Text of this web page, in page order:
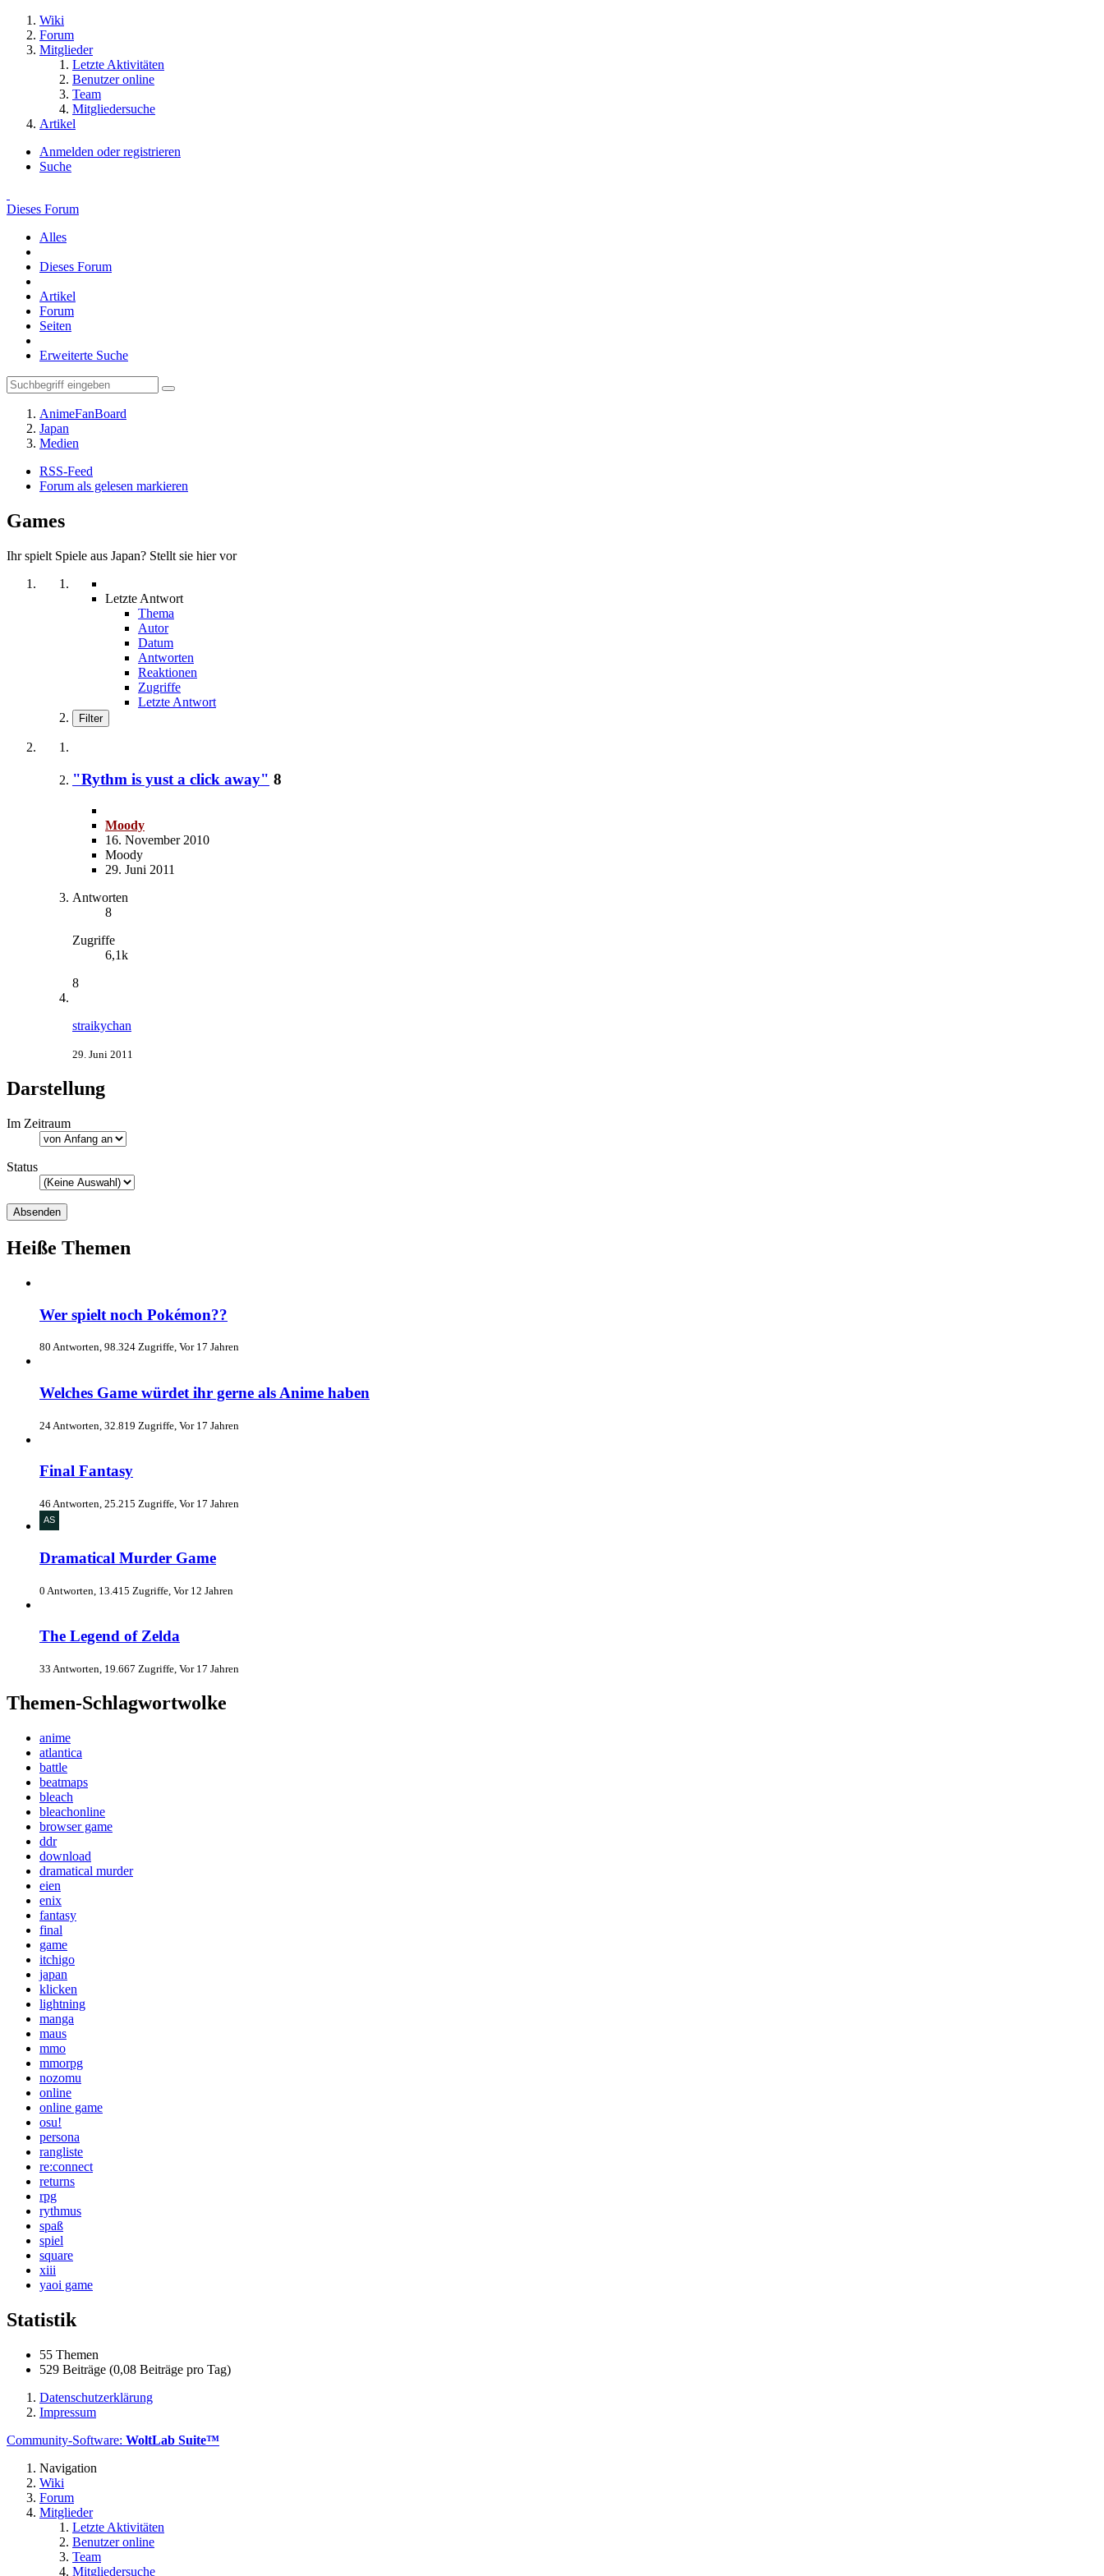
Wiki
Forum
Mitglieder
Letzte Aktivitäten
Benutzer online
Team
Mitgliedersuche
Artikel
Anmelden oder registrieren
Suche
Dieses Forum
Alles
Dieses Forum
Artikel
Forum
Seiten
Erweiterte Suche
AnimeFanBoard
Japan
Medien
RSS-Feed
Forum als gelesen markieren
Games
Ihr spielt Spiele aus Japan? Stellt sie hier vor
Letzte Antwort
Thema
Autor
Datum
Antworten
Reaktionen
Zugriffe
Letzte Antwort
Filter
"Rythm is yust a click away" 8
Moody
16. November 2010
Moody
29. Juni 2011
Antworten
8
Zugriffe
6,1k
8
straikychan
29. Juni 2011
Darstellung
Im Zeitraum
Status
Heiße Themen
Wer spielt noch Pokémon??
80 Antworten, 98.324 Zugriffe, Vor 17 Jahren
Welches Game würdet ihr gerne als Anime haben
24 Antworten, 32.819 Zugriffe, Vor 17 Jahren
Final Fantasy
46 Antworten, 25.215 Zugriffe, Vor 17 Jahren
Dramatical Murder Game
0 Antworten, 13.415 Zugriffe, Vor 12 Jahren
The Legend of Zelda
33 Antworten, 19.667 Zugriffe, Vor 17 Jahren
Themen-Schlagwortwolke
anime
atlantica
battle
beatmaps
bleach
bleachonline
browser game
ddr
download
dramatical murder
eien
enix
fantasy
final
game
itchigo
japan
klicken
lightning
manga
maus
mmo
mmorpg
nozomu
online
online game
osu!
persona
rangliste
re:connect
returns
rpg
rythmus
spaß
spiel
square
xiii
yaoi game
Statistik
55 Themen
529 Beiträge (0,08 Beiträge pro Tag)
Datenschutzerklärung
Impressum
Community-Software: WoltLab Suite™
Navigation
Wiki
Forum
Mitglieder
Letzte Aktivitäten
Benutzer online
Team
Mitgliedersuche